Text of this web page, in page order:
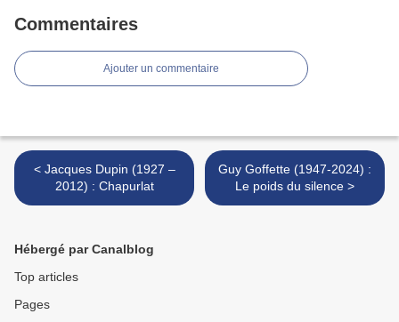
Commentaires
Ajouter un commentaire
< Jacques Dupin (1927 –
2012) : Chapurlat
Guy Goffette (1947-2024) :
Le poids du silence >
Hébergé par Canalblog
Top articles
Pages